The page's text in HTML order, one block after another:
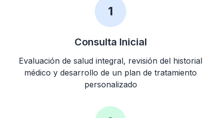
1
Consulta Inicial
Evaluación de salud integral, revisión del historial
médico y desarrollo de un plan de tratamiento
personalizado